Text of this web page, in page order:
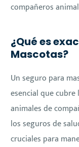
compañeros
¿Qué es
Mascotas?
Un seguro para
esencial que cubre
animales de
los seguros de
cruciales para